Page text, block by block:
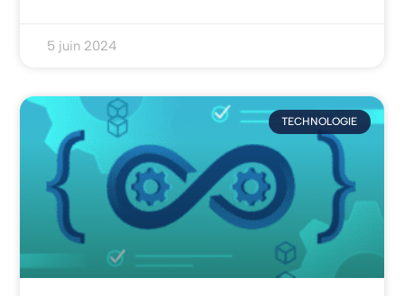
5 juin 2024
TECHNOLOGIE